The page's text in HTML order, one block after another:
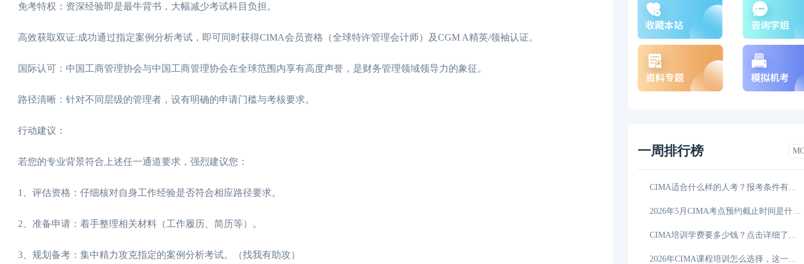
免考特权：资深经验即是最牛背书，大幅减少考试科目负担。
高效获取双证:成功通过指定案例分析考试，即可同时获得CIMA会员资格（全球特许管理会计师）及CGM A精英/领袖认证。
国际认可：中国工商管理协会与中国工商管理协会在全球范围内享有高度声誉，是财务管理领域领导力的象征。
路径清晰：针对不同层级的管理者，设有明确的申请门槛与考核要求。
行动建议：
若您的专业背景符合上述任一通道要求，强烈建议您：
1、评估资格：仔细核对自身工作经验是否符合相应路径要求。
2、准备申请：着手整理相关材料（工作履历、简历等）。
3、规划备考：集中精力攻克指定的案例分析考试。（找我有助攻）
一周排行榜
2026年CIMA考试超详细介绍，赶紧码
2026年CIMA考试条件有哪些，点击查